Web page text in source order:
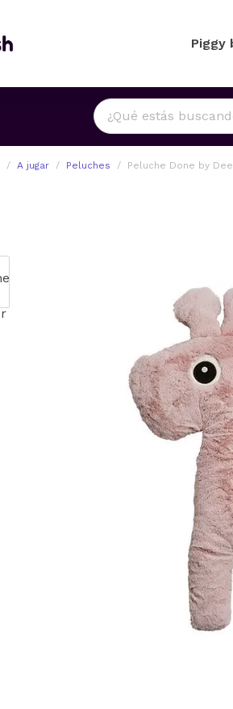
Piggy
A jugar Peluches Peluche Done by